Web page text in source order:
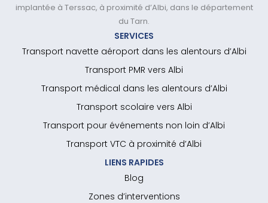
implantée à Terssac, à proximité d’Albi, dans le département
du Tarn.
SERVICES
Transport navette aéroport dans les alentours d’Albi
Transport PMR vers Albi
Transport médical dans les alentours d’Albi
Transport scolaire vers Albi
Transport pour événements non loin d’Albi
Transport VTC à proximité d’Albi
LIENS RAPIDES
Blog
Zones d’interventions